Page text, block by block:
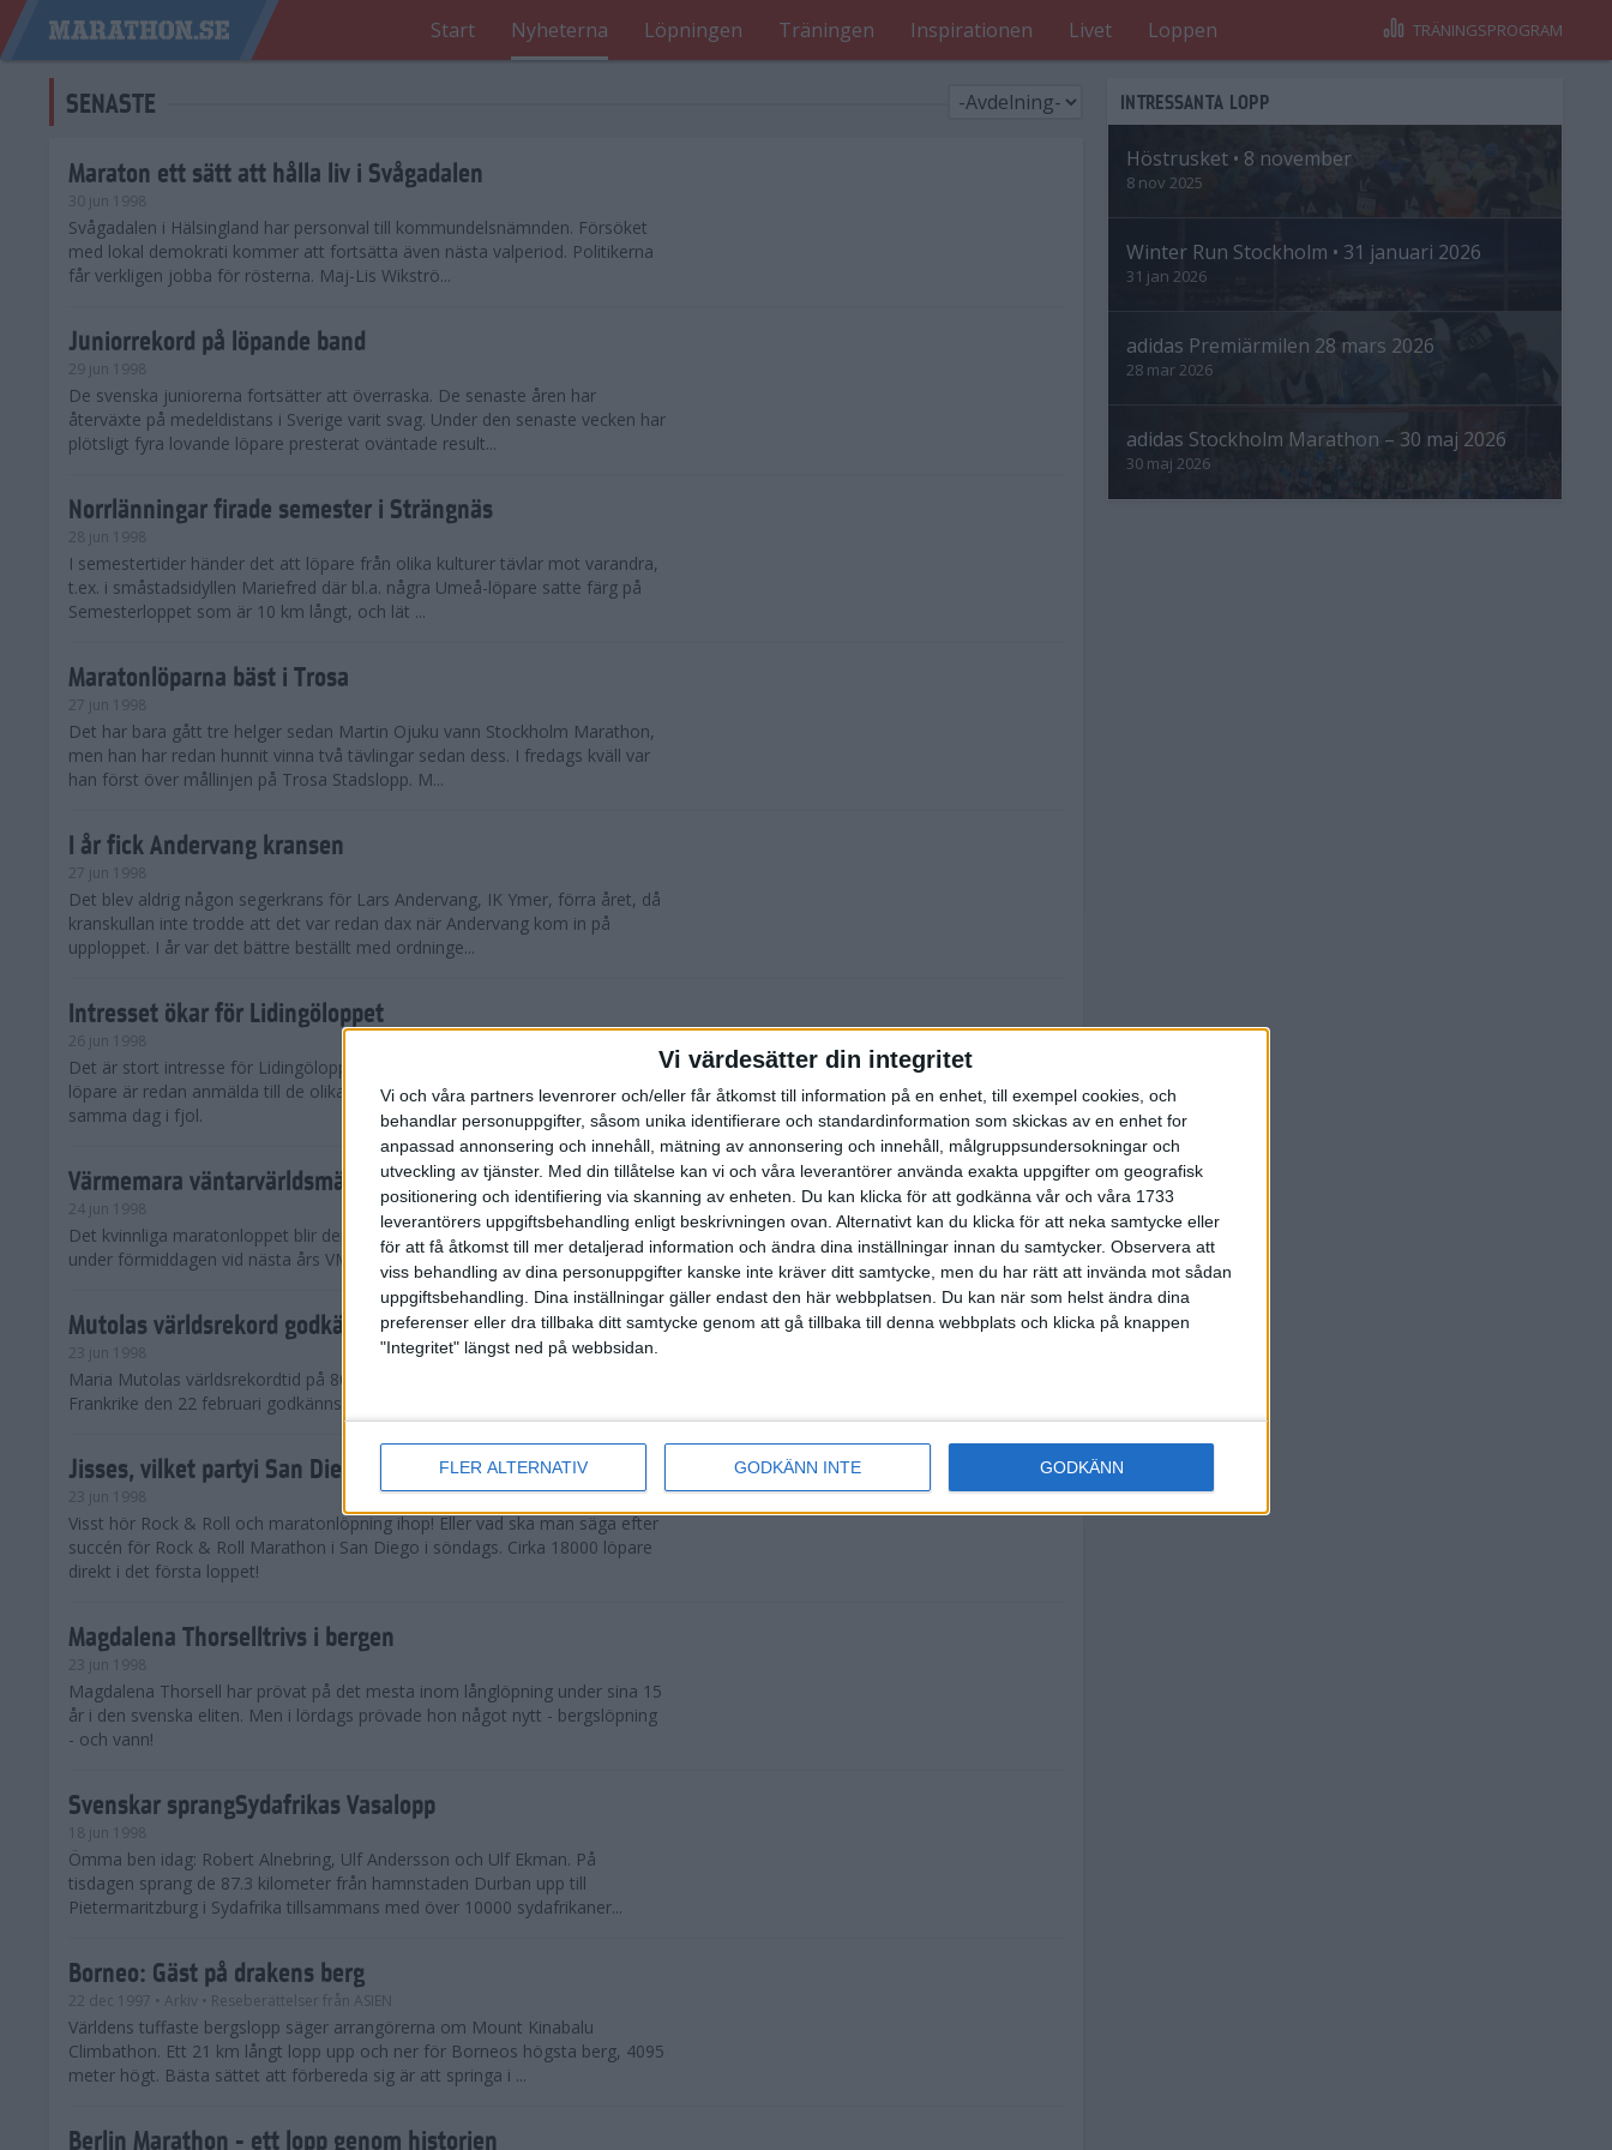
Vi värdesätter din integritet
Vi och våra partners levenrorer och/eller får åtkomst till information på en enhet, till exempel cookies, och
behandlar personuppgifter, såsom unika identifierare och standardinformation som skickas av en enhet for
anpassad annonsering och innehåll, mätning av annonsering och innehåll, målgruppsundersokningar och
utveckling av tjänster. Med din tillåtelse kan vi och våra leverantörer använda exakta uppgifter om geografisk
positionering och identifiering via skanning av enheten. Du kan klicka för att godkänna vår och våra 1733
leverantörers uppgiftsbehandling enligt beskrivningen ovan. Alternativt kan du klicka för att neka samtycke eller
för att få åtkomst till mer detaljerad information och ändra dina inställningar innan du samtycker. Observera att
viss behandling av dina personuppgifter kanske inte kräver ditt samtycke, men du har rätt att invända mot sådan
uppgiftsbehandling. Dina inställningar gäller endast den här webbplatsen. Du kan när som helst ändra dina
preferenser eller dra tillbaka ditt samtycke genom att gå tillbaka till denna webbplats och klicka på knappen
"Integritet" längst ned på webbsidan.
FLER ALTERNATIV GODKÄNN INTE GODKÄNN
Start Nyheterna Löpningen Träningen Inspirationen Livet Loppen TRÄNINGSPROGRAM
SENASTE
Maraton ett sätt att hålla liv i Svågadalen
30 jun 1998
Svågadalen i Hälsingland har personval till kommundelsnämnden. Försöket
med lokal demokrati kommer att fortsätta även nästa valperiod. Politikerna
får verkligen jobba för rösterna. Maj-Lis Wikströ...
Juniorrekord på löpande band
29 jun 1998
De svenska juniorerna fortsätter att överraska. De senaste åren har
återväxte på medeldistans i Sverige varit svag. Under den senaste vecken har
plötsligt fyra lovande löpare presterat oväntade result...
Norrlänningar firade semester i Strängnäs
28 jun 1998
I semestertider händer det att löpare från olika kulturer tävlar mot varandra,
t.ex. i småstadsidyllen Mariefred där bl.a. några Umeå-löpare satte färg på
Semesterloppet som är 10 km långt, och lät ...
Maratonlöparna bäst i Trosa
27 jun 1998
Det har bara gått tre helger sedan Martin Ojuku vann Stockholm Marathon,
men han har redan hunnit vinna två tävlingar sedan dess. I fredags kväll var
han först över mållinjen på Trosa Stadslopp. M...
I år fick Andervang kransen
27 jun 1998
Det blev aldrig någon segerkrans för Lars Andervang, IK Ymer, förra året, då
kranskullan inte trodde att det var redan dax när Andervang kom in på
upploppet. I år var det bättre beställt med ordninge...
Intresset ökar för Lidingöloppet
26 jun 1998
Det är stort intresse för Lidingöloppet som avgörs den 3-4 oktober. 10 500
löpare är redan anmälda till de olika klassena. Det är hela 2 500 fler än
samma dag i fjol.
Värmemara väntarvärldsmästaraspiranter
24 jun 1998
Det kvinnliga maratonloppet blir den enda gren som kommer att avgöras
under förmiddagen vid nästa års VM i friidrott.
Mutolas världsrekord godkänns ej
23 jun 1998
Maria Mutolas världsrekordtid på 800 meter från inomhusgalan i Lievin i
Frankrike den 22 februari godkänns ej.
Jisses, vilket partyi San Diego!
23 jun 1998
Visst hör Rock & Roll och maratonlöpning ihop! Eller vad ska man säga efter
succén för Rock & Roll Marathon i San Diego i söndags. Cirka 18000 löpare
direkt i det första loppet!
Magdalena Thorselltrivs i bergen
23 jun 1998
Magdalena Thorsell har prövat på det mesta inom långlöpning under sina 15
år i den svenska eliten. Men i lördags prövade hon något nytt - bergslöpning
- och vann!
Svenskar sprangSydafrikas Vasalopp
18 jun 1998
Ömma ben idag: Robert Alnebring, Ulf Andersson och Ulf Ekman. På
tisdagen sprang de 87.3 kilometer från hamnstaden Durban upp till
Pietermaritzburg i Sydafrika tillsammans med över 10000 sydafrikaner...
Borneo: Gäst på drakens berg
22 dec 1997 • Arkiv • Reseberättelser från ASIEN
Världens tuffaste bergslopp säger arrangörerna om Mount Kinabalu
Climbathon. Ett 21 km långt lopp upp och ner för Borneos högsta berg, 4095
meter högt. Bästa sättet att förbereda sig är att springa i ...
Berlin Marathon - ett lopp genom historien
INTRESSANTA LOPP
Höstrusket • 8 november
8 nov 2025
Winter Run Stockholm • 31 januari 2026
31 jan 2026
adidas Premiärmilen 28 mars 2026
28 mar 2026
adidas Stockholm Marathon – 30 maj 2026
30 maj 2026